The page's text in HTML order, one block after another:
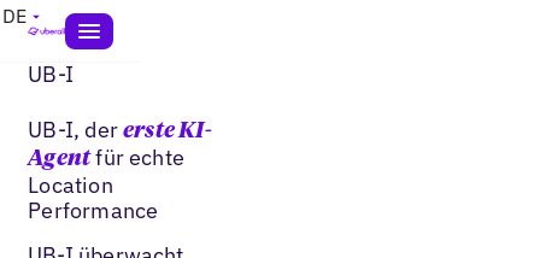
DE
UB-I
UB-I, dererste KI-
Agentfür echte
Location
Performance